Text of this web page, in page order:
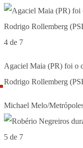
4 de 7
Agaciel Maia (PR) foi o
Rodrigo Rollemberg
Michael Melo/
5 de 7